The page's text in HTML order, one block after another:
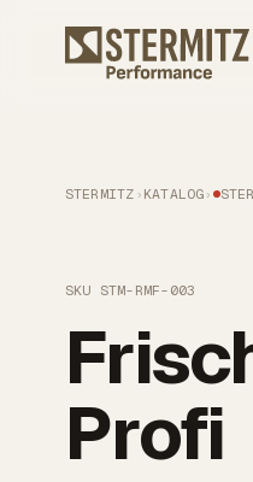
STERMITZ › KATALOG ›
SKU STM-RMF-003
Profi